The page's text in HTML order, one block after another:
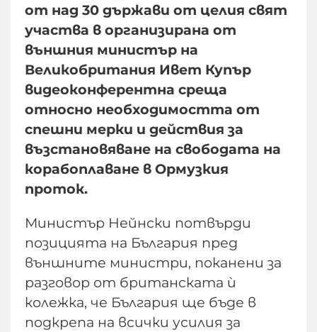
от над 30 държави от целия свят
участва в организирана от
външния министър на
Великобритания Ивет Купър
видеоконферентна среща
относно необходимостта от
спешни мерки и действия за
възстановяване на свободата на
корабоплаване в Ормузкия
проток.
Министър Нейнски потвърди
позицията на България пред
външните министри, поканени за
разговор от британската ѝ
колежка, че България ще бъде в
подкрепа на всички усилия за